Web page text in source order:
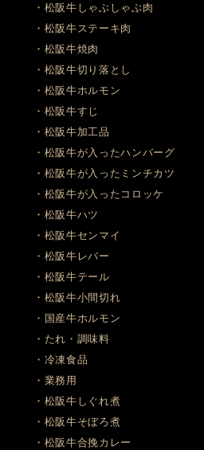
・松阪牛しゃぶしゃぶ肉
・松阪牛ステーキ肉
・松阪牛焼肉
・松阪牛切り落とし
・松阪牛ホルモン
・松阪牛すじ
・松阪牛加工品
・松阪牛が入ったハンバーグ
・松阪牛が入ったミンチカツ
・松阪牛が入ったコロッケ
・松阪牛ハツ
・松阪牛センマイ
・松阪牛レバー
・松阪牛テール
・松阪牛小間切れ
・国産牛ホルモン
・たれ・調味料
・冷凍食品
・業務用
・松阪牛しぐれ煮
・松阪牛そぼろ煮
・松阪牛合挽カレー